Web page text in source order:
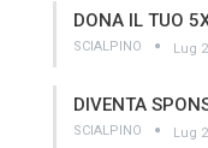
DONA IL TUO
SCIALPINO Lug
DIVENTA
SCIALPINO Lug